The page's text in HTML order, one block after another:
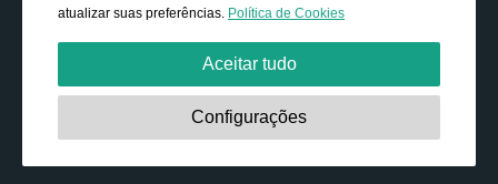
atualizar suas preferências. Política de Cookies
Aceitar tudo
Estritamente necessário:
Os cookies são essenciais para
ativar funcionalidades básicas, como navegação,
Configurações